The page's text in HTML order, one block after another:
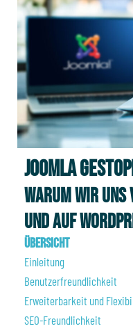
Joomla
Warum wir uns
und auf
Übersicht
Einleitung
Benutzerfreundlichkeit
Erweiterbarkeit und
SEO-Freundlichkeit